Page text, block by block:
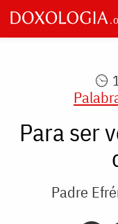
Skip to main
Para ser
Padre